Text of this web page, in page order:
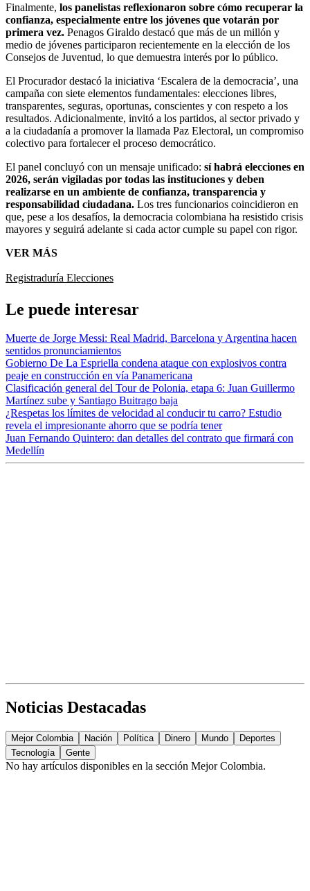
Finalmente, los panelistas reflexionaron sobre cómo recuperar la
confianza, especialmente entre los jóvenes que votarán por
primera vez. Penagos Giraldo destacó que más de un millón y
medio de jóvenes participaron recientemente en la elección de los
Consejos de Juventud, lo que demuestra interés por lo público.
El Procurador destacó la iniciativa ‘Escalera de la democracia’, una
campaña con siete elementos fundamentales: elecciones libres,
transparentes, seguras, oportunas, conscientes y con respeto a los
resultados. Adicionalmente, invitó a los partidos, al sector privado y
a la ciudadanía a promover la llamada Paz Electoral, un compromiso
colectivo para fortalecer el proceso democrático.
El panel concluyó con un mensaje unificado: sí habrá elecciones en
2026, serán vigiladas por todas las instituciones y deben
realizarse en un ambiente de confianza, transparencia y
responsabilidad ciudadana. Los tres funcionarios coincidieron en
que, pese a los desafíos, la democracia colombiana ha resistido crisis
mayores y seguirá adelante si cada actor cumple su papel con rigor.
VER MÁS
Registraduría Elecciones
Le puede interesar
Muerte de Jorge Messi: Real Madrid, Barcelona y Argentina hacen
sentidos pronunciamientos
Gobierno De La Espriella condena ataque con explosivos contra
peaje en construcción en vía Panamericana
Clasificación general del Tour de Polonia, etapa 6: Juan Guillermo
Martínez sube y Santiago Buitrago baja
¿Respetas los límites de velocidad al conducir tu carro? Estudio
revela el impresionante ahorro que se podría tener
Juan Fernando Quintero: dan detalles del contrato que firmará con
Medellín
Noticias Destacadas
Mejor Colombia Nación Política Dinero Mundo
Deportes
Tecnología
Gente
No hay artículos disponibles en la sección Mejor Colombia.